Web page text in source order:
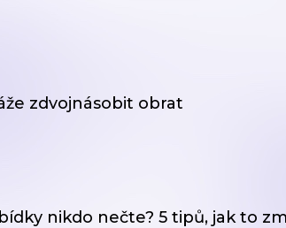
zdvojnásobit obrat
nikdo nečte? 5 tipů, jak to